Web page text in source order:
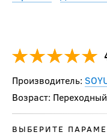
Производитель:
Возраст:
ВЫБЕРИТЕ